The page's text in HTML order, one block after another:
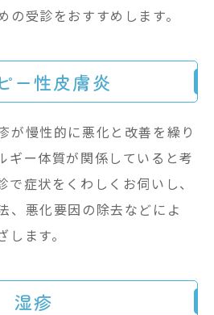
の受診をおすすめします。
ー性皮膚炎
が慢性的に悪化と改善を繰り
ギー体質が関係していると考
で症状をくわしくお伺いし、
、悪化要因の除去などによ
ます。
湿疹